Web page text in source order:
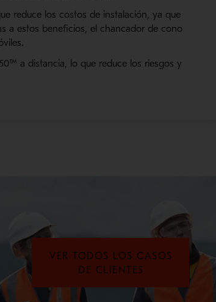
reduce los costos de instalación, ya que
a estos beneficios, el chancador de cono
a distancia, lo que reduce los riesgos y
VER TODOS LOS CASOS
DE CLIENTES